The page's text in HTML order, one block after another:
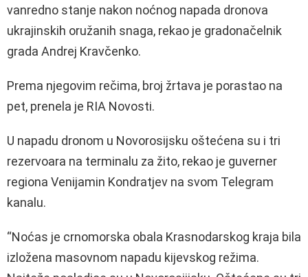
vanredno stanje nakon noćnog napada dronova
ukrajinskih oružanih snaga, rekao je gradonačelnik
grada Andrej Kravčenko.
Prema njegovim rečima, broj žrtava je porastao na
pet, prenela je RIA Novosti.
U napadu dronom u Novorosijsku oštećena su i tri
rezervoara na terminalu za žito, rekao je guverner
regiona Venijamin Kondratjev na svom Telegram
kanalu.
“Noćas je crnomorska obala Krasnodarskog kraja bila
izložena masovnom napadu kijevskog režima.